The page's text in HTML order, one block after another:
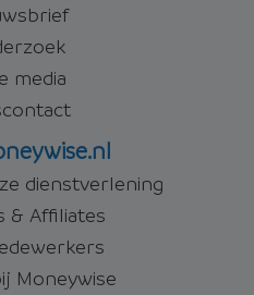
media
dienstverlening
& Affiliates
Moneywise